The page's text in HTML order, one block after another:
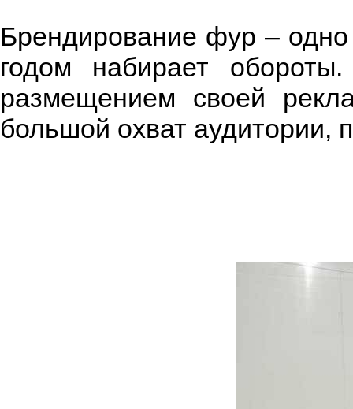
Брендирование фур –
годом набирает
размещением своей
большой охват аудитории,